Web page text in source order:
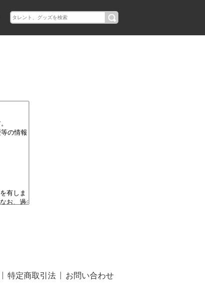
特定商取引法 お問い合わせ